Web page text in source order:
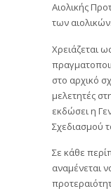
Αιολικής
των αιολικών.
Χρειάζεται
στο αρχικό
μελετητές
εκδώσει η
Σχεδιασμού
Σε κάθε
αναμένεται